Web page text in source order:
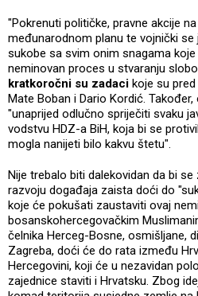
"Pokrenuti političke, pravne akcije
međunarodnom planu te vojnički
sukobe sa svim onim snagama
neminovan proces u stvaranju
kratkoročni su zadaci koje su
Mate Boban i Dario Kordić.
"unaprijed odlučno spriječiti svaku
vodstvu HDZ-a BiH, koja bi se
mogla nanijeti bilo kakvu štetu".
Nije trebalo biti dalekovidan da bi
razvoju događaja zaista doći do
koje će pokušati zaustaviti ovaj
bosanskohercegovačkim
čelnika Herceg-Bosne, osmišljane,
Zagreba, doći će do rata između
Hercegovini, koji će u nezavidan
zajednice staviti i Hrvatsku. Zbog